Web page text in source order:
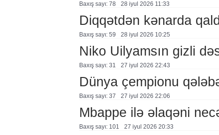
Baxış sayı: 78 28 i̇yul 2026 11:33
Diqqətdən kənarda
Baxış sayı: 59 28 i̇yul 2026 10:25
Niko Uilyamsın gizli
Baxış sayı: 31 27 i̇yul 2026 22:43
Dünya çempionu
Baxış sayı: 37 27 i̇yul 2026 22:06
Mbappe ilə əlaqəni
Baxış sayı: 101 27 i̇yul 2026 20:33